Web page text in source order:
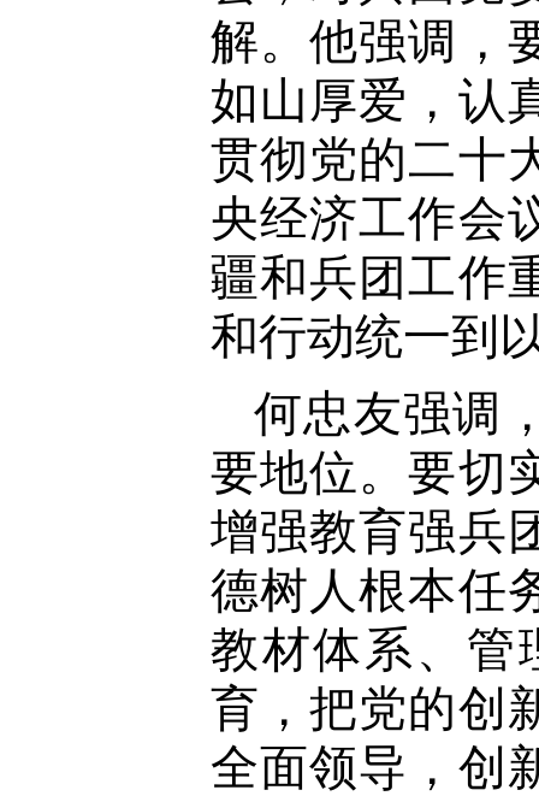
解。他强调，
如山厚爱，认
贯彻党的二十
央经济工作会
疆和兵团工作
和行动统一到
何忠友强调
要地位。要切
增强教育强兵
德树人根本任
教材体系、管
育，把党的创
全面领导，创